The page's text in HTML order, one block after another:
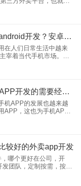
程序，外卖，有： 1、
台会从每笔订单中抽取
如何快速有效地学习android开发？安卓开发入门教程
在人们日常生活中越来
宰着当代手机市场。想
展，那么就需要从入门
的知识。那么，如何才
APP开发流程：手机APP开发的需要经历的8个步骤
机APP的发展也越来越
APP，这也为手机APP
是，在实际应用APP
，才能让应用程序完
较好的外卖app开发
哪个更好在公司，开
团队，定制按需，按功
牌，一站式服务在定
！app开发，商城-app